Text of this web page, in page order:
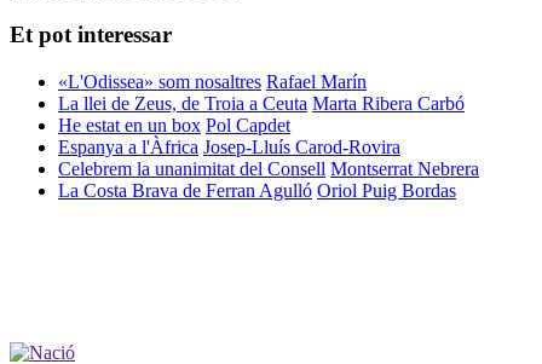
Et pot interessar
«L'Odissea» som nosaltres Rafael Marín
La llei de Zeus, de Troia a Ceuta Marta Ribera Carbó
He estat en un box Pol Capdet
Espanya a l'Àfrica Josep-Lluís Carod-Rovira
Celebrem la unanimitat del Consell Montserrat Nebrera
La Costa Brava de Ferran Agulló Oriol Puig Bordas